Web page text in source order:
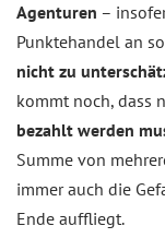
Agenturen –
Punktehandel an
nicht zu
kommt noch, dass
bezahlt werden
Summe von
immer auch die
Ende auffliegt.